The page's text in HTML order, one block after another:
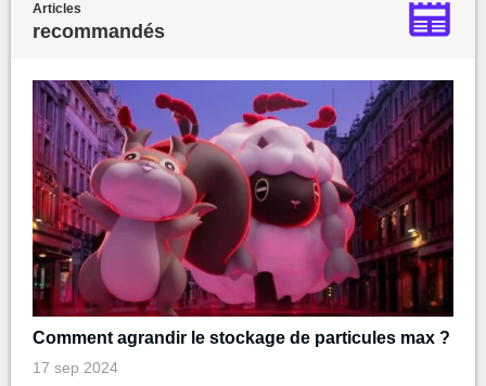
Articles
recommandés
Comment agrandir le stockage de particules max ?
17 sep 2024